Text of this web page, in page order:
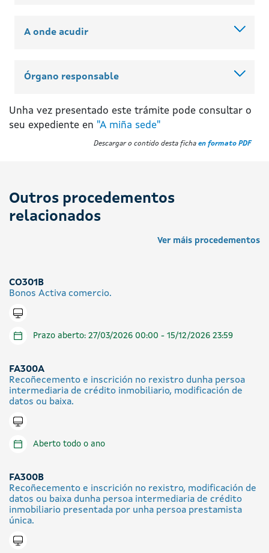
A onde acudir
Órgano responsable
Unha vez presentado este trámite pode consultar o
seu expediente en "A miña sede"
Descargar o contido desta ficha en formato PDF
Outros procedementos
relacionados
Ver máis procedementos
CO301B
Bonos Activa comercio.
Tramitar en liña
Prazo aberto: 27/03/2026 00:00 - 15/12/2026 23:59
FA300A
Recoñecemento e inscrición no rexistro dunha persoa
intermediaria de crédito inmobiliario, modificación de
datos ou baixa.
Tramitar en liña
Aberto todo o ano
FA300B
Recoñecemento e inscrición no rexistro, modificación de
datos ou baixa dunha persoa intermediaria de crédito
inmobiliario presentada por unha persoa prestamista
única.
Tramitar en liña